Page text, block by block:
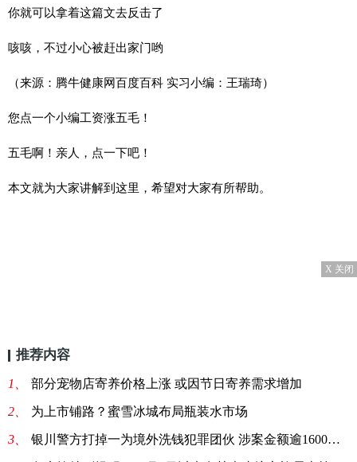
你就可以拿着这篇文去反击了
咳咳，不过小心被赶出家门哟
（来源：腾牛健康网百度百科 实习小编：王瑞琦）
您点一个小编工资涨五毛！
五毛啊！亲人，点一下吧！
本文就为大家讲解到这里，希望对大家有所帮助。
X 关闭
推荐内容
1、 部分宠物店寄养价格上涨 或因节日寄养需求增加
2、 为上市铺路？蜜雪冰城布局瓶装水市场
3、 银川警方打掉一为境外洗钱犯罪团伙 涉案金额逾1600万元